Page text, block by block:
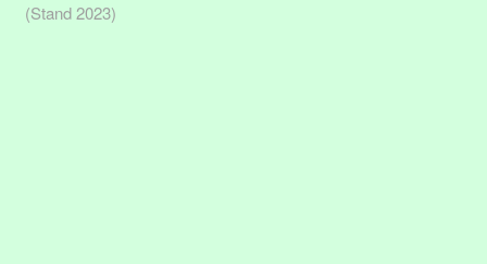
(Stand 2023)